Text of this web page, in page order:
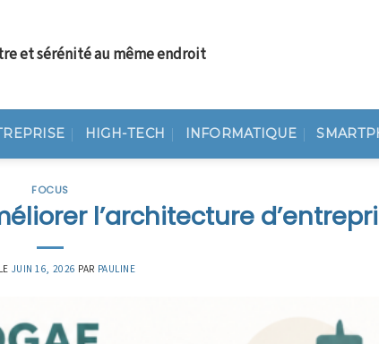
et sérénité au même endroit
HIGH-TECH INFORMATIQUE
FOCUS
l’architecture
JUIN 16, 2026 PAR PAULINE